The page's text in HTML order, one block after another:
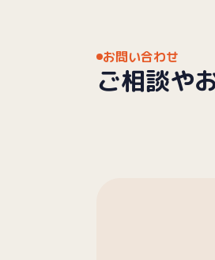
お問い合わせ
ご相談や